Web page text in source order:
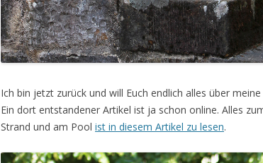
Ich bin jetzt zurück und will Euch endlich alles über
Ein dort entstandener Artikel ist ja schon online. Alles
Strand und am Pool ist in diesem Artikel zu lesen.